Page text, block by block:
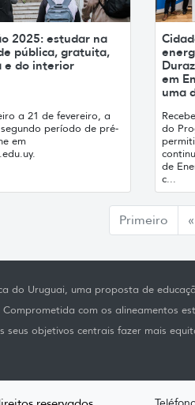
2025: estudar na
pública, gratuita,
e do interior
a 21 de fevereiro, a
período de pré-
em
em
uma
do
de
c...
Primeiro «
do Uruguai, uma proposta de
com os alineamentos
seus objetivos centrais fazer mais